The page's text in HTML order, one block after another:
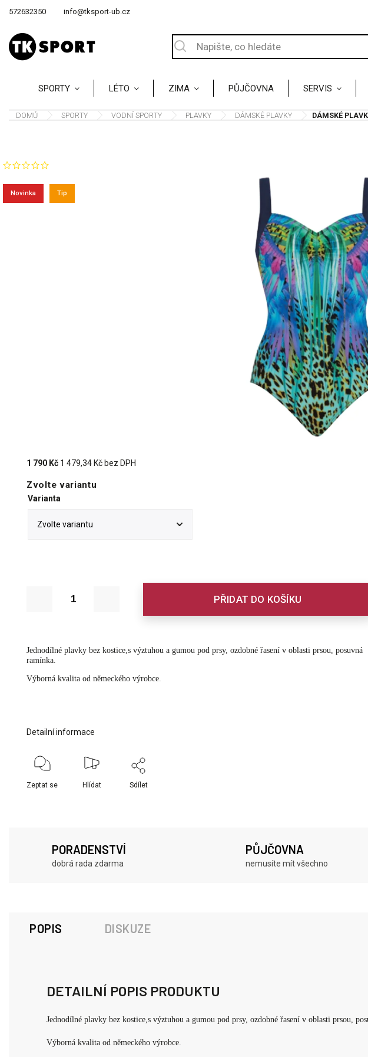
572632350 info@tksport-ub.cz
SPORTY LÉTO ZIMA PŮJČOVNA SERVIS
DOMŮ SPORTY VODNÍ SPORTY PLAVKY DÁMSKÉ PLAVKY DÁMSKÉ
Novinka Tip
1 790 Kč 1 479,34 Kč bez DPH
Zvolte variantu
Varianta
PŘIDAT DO KOŠÍKU
Jednodílné plavky bez kostice,s výztuhou a gumou pod prsy, ozdobné řasení v oblasti prsou, posuvná
ramínka.
Výborná kvalita od německého výrobce.
Detailní informace
Zeptat se Hlídat Sdílet
PORADENSTVÍ
dobrá rada zdarma
PŮJČOVNA
nemusíte mít všechno
POPIS DISKUZE
DETAILNÍ POPIS PRODUKTU
Jednodílné plavky bez kostice,s výztuhou a gumou pod prsy, ozdobné řasení v oblasti prsou,
Výborná kvalita od německého výrobce.